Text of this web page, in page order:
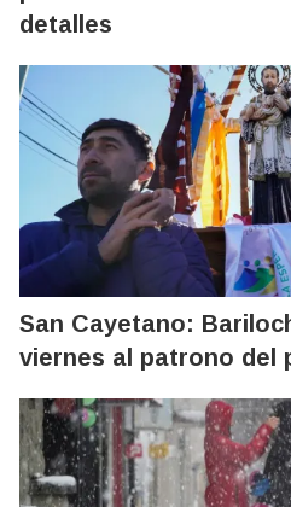
detalles
San Cayetano:
viernes al patrono del